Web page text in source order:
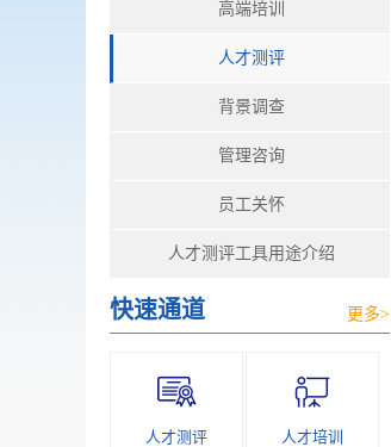
高端培训
人才测评
背景调查
管理咨询
员工关怀
人才测评工具用途介绍
快速通道 更多>
人才测评 人才培训